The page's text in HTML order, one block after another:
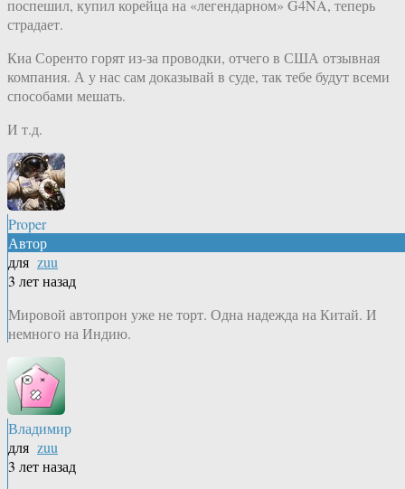
поспешил, купил корейца на «легендарном» G4NA, теперь
страдает.
Киа Соренто горят из-за проводки, отчего в США отзывная
компания. А у нас сам доказывай в суде, так тебе будут всеми
способами мешать.
И т.д.
Proper
Автор
для zuu
3 лет назад
Мировой автопрон уже не торт. Одна надежда на Китай. И
немного на Индию.
Владимир
для zuu
3 лет назад